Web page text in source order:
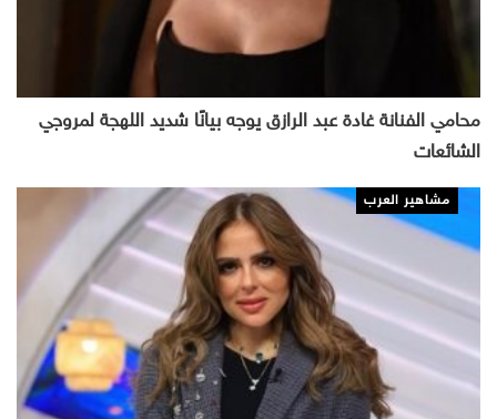
محامي الفنانة غادة عبد الرازق يوجه بيانًا شديد اللهجة لمروجي
الشائعات
مشاهير العرب